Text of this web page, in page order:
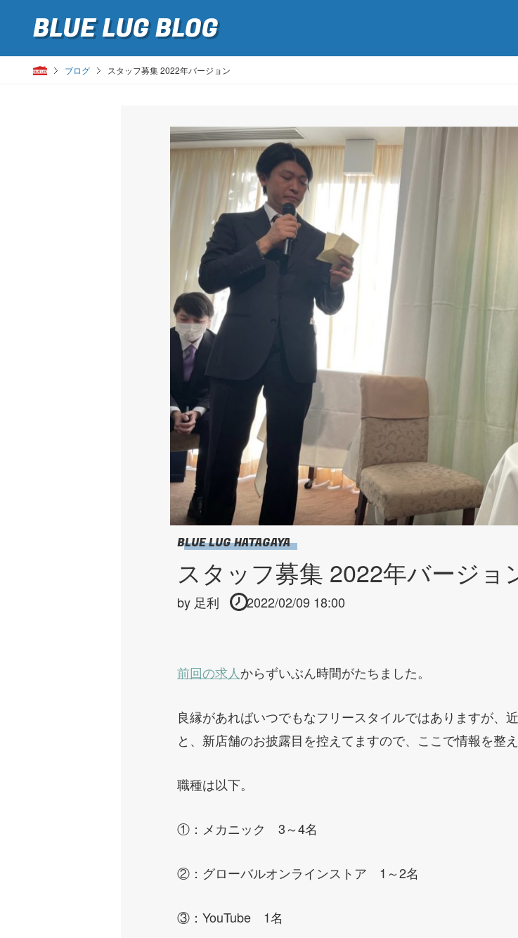
BLUE LUGBLOG
ブログ スタッフ募集 2022年バージョン
BLUE LUG HATAGAYA
スタッフ募集 2022年バージョ
by 足利 2022/02/09 18:00
前回の求人からずいぶん時間がたちました。
良縁があればいつでもなフリースタイルではありますが、
と、新店舗のお披露目を控えてますので、ここで情報を整え
職種は以下。
①：メカニック 3～4名
②：グローバルオンラインストア 1～2名
③：YouTube 1名